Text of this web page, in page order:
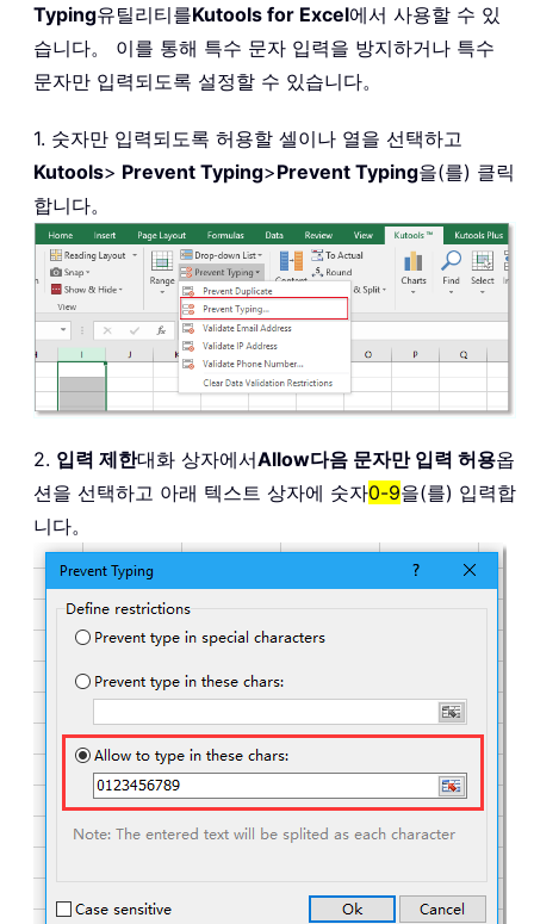
Typing유틸리티를Kutools for Excel에서 사용할 수 있
습니다。 이를 통해 특수 문자 입력을 방지하거나 특수
문자만 입력되도록 설정할 수 있습니다。
1. 숫자만 입력되도록 허용할 셀이나 열을 선택하고
Kutools> Prevent Typing>Prevent Typing을(를) 클릭
합니다。
2. 입력 제한대화 상자에서Allow다음 문자만 입력 허용옵
션을 선택하고 아래 텍스트 상자에 숫자0-9을(를) 입력합
니다。